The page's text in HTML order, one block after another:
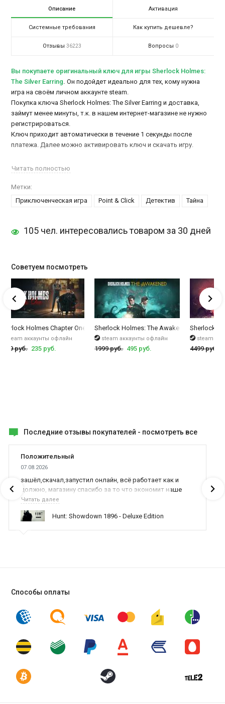
Описание Активация
Системные требования Как купить дешевле?
Отзывы 36223 Вопросы 0
Вы покупаете оригинальный ключ для игры Sherlock Holmes:
The Silver Earring. Он подойдет идеально для тех, кому нужна
игра на своём личном аккаунте steam.
Покупка ключа Sherlock Holmes: The Silver Earring и доставка,
займут менее минуты, т.к. в нашем интернет-магазине не нужно
регистрироваться.
Ключ приходит автоматически в течение 1 секунды после
платежа. Далее можно активировать ключ и скачать игру.
Знаменитый Шерлок Холмс снова на задании. На этот раз убит
раскрыть свои дальнейшие планы по наращиванию бизнеса. Кто
же всадил ему пулю в сердце перед столькими людьми и зачем?
вы можете поиграть и за доктора Ватсона, а также встретить
А здесь можнокупить ключ Sherlock Holmes: The Devil's Daughter
Читать полностью
Метки:
Приключенческая игра
Point & Click Детектив Тайна
105 чел. интересовались товаром за 30 дней
Советуем посмотреть
Holmes Chapter One
steam аккаунты офлайн
руб. 235 руб.
Sherlock Holmes: The Awakened (2023)
steam аккаунты офлайн
1999 руб. 495 руб.
Sherlock
steam
4499 руб.
Последние отзывы покупателей - посмотреть все
Положительный
07.08.2026
зашёл,скачал,запустил онлайн, всё работает как и
должно, магазину спасибо за то что экономит наше
время,нервы и деньги, ребята вы красава оказываете
поддержку населению и походу из всех только вы и
оказываете помощь
Читать далее
Hunt: Showdown 1896 - Deluxe Edition
Способы оплаты